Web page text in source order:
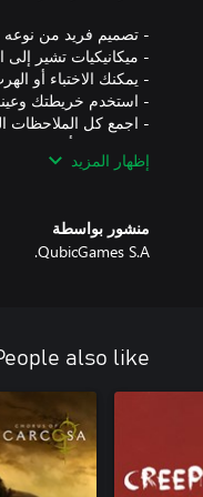
- جرب الوضع
- وضع الهالوين، اصطد
إظهار المزيد
منشور بواسطة
QubicGames S.A.
also like